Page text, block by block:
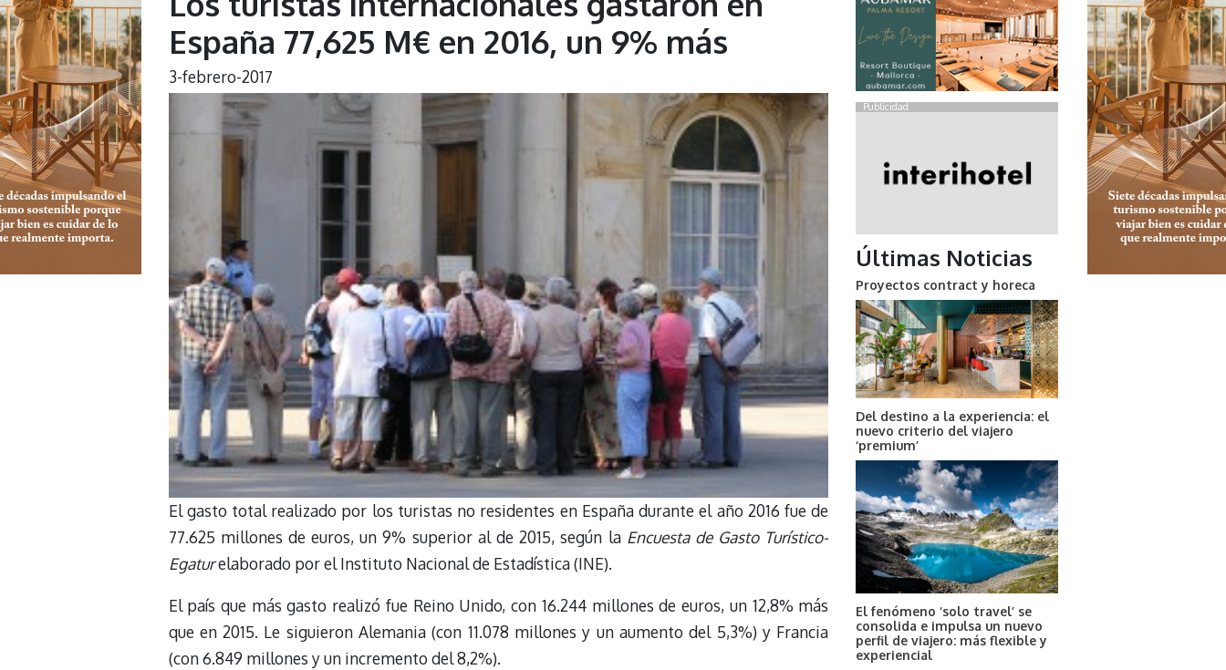
España 77,625 M€ en 2016, un 9% más
3-febrero-2017
El gasto total realizado por los turistas no residentes en España durante el año 2016 fue de
77.625 millones de euros, un 9% superior al de 2015, según la Encuesta de Gasto Turístico-
Egaturelaborado por el Instituto Nacional de Estadística (INE).
El país que más gasto realizó fue Reino Unido, con 16.244 millones de euros, un 12,8% más
que en 2015. Le siguieron Alemania (con 11.078 millones y un aumento del 5,3%) y Francia
(con 6.849 millones y un incremento del 8,2%).
Publicidad
Últimas Noticias
Proyectos contract y horeca
Del destino a la experiencia: el
nuevo criterio del viajero
‘premium’
El fenómeno ‘solo travel’ se
consolida e impulsa un nuevo
perfil de viajero: más flexible y
experiencial